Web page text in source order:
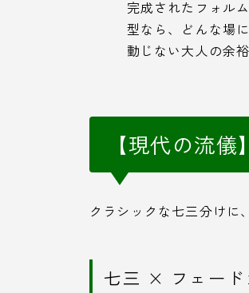
完成されたフォル
型なら、どんな場
動じない大人の余
【現代の流
クラシックな七三分けに
七三 × フェード